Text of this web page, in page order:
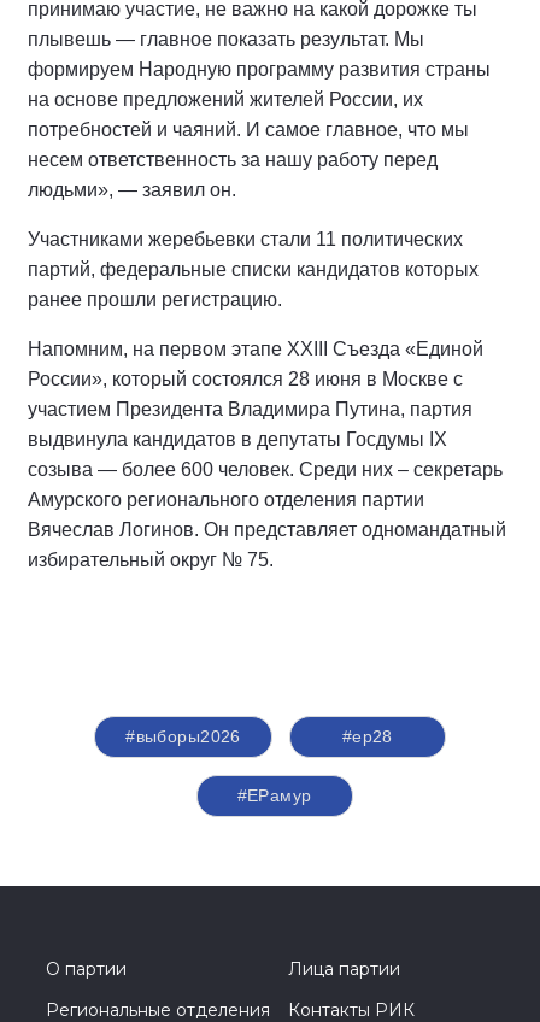
принимаю участие, не важно на какой дорожке ты
плывешь — главное показать результат. Мы
формируем Народную программу развития страны
на основе предложений жителей России, их
потребностей и чаяний. И самое главное, что мы
несем ответственность за нашу работу перед
людьми», — заявил он.
Участниками жеребьевки стали 11 политических
партий, федеральные списки кандидатов которых
ранее прошли регистрацию.
Напомним, на первом этапе XXIII Съезда «Единой
России», который состоялся 28 июня в Москве с
участием Президента Владимира Путина, партия
выдвинула кандидатов в депутаты Госдумы IX
созыва — более 600 человек. Среди них – секретарь
Амурского регионального отделения партии
Вячеслав Логинов. Он представляет одномандатный
избирательный округ № 75.
#выборы2026 #ер28
#ЕРамур
О партии
Лица партии
Региональные отделения
Контакты РИК